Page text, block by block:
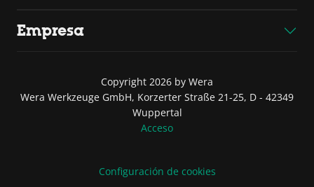
Empresa
Copyright 2026 by Wera
Wera Werkzeuge GmbH, Korzerter Straße 21-25, D - 42349
Wuppertal
Acceso
Configuración de cookies